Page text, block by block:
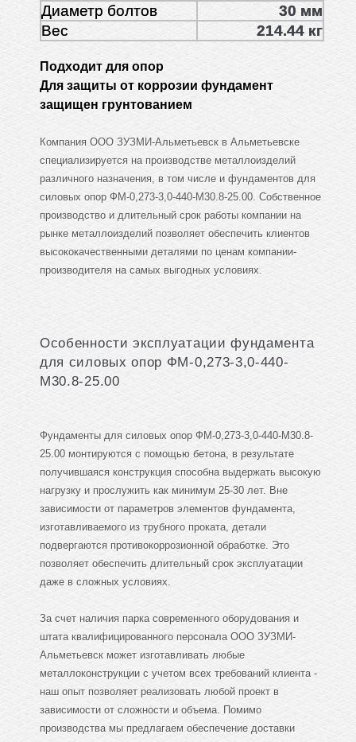
Диаметр болтов
30 мм
Вес
214.44 кг
Подходит для опор
Для защиты от коррозии фундамент
защищен грунтованием
Компания ООО ЗУЗМИ-Альметьевск в Альметьевске
специализируется на производстве металлоизделий
различного назначения, в том числе и фундаментов для
силовых опор ФМ-0,273-3,0-440-М30.8-25.00. Собственное
производство и длительный срок работы компании на
рынке металлоизделий позволяет обеспечить клиентов
высококачественными деталями по ценам компании-
производителя на самых выгодных условиях.
Особенности эксплуатации фундамента
для силовых опор ФМ-0,273-3,0-440-
М30.8-25.00
Фундаменты для силовых опор ФМ-0,273-3,0-440-М30.8-
25.00 монтируются с помощью бетона, в результате
получившаяся конструкция способна выдержать высокую
нагрузку и прослужить как минимум 25-30 лет. Вне
зависимости от параметров элементов фундамента,
изготавливаемого из трубного проката, детали
подвергаются противокоррозионной обработке. Это
позволяет обеспечить длительный срок эксплуатации
даже в сложных условиях.
За счет наличия парка современного оборудования и
штата квалифицированного персонала ООО ЗУЗМИ-
Альметьевск может изготавливать любые
металлоконструкции с учетом всех требований клиента -
наш опыт позволяет реализовать любой проект в
зависимости от сложности и объема. Помимо
производства мы предлагаем обеспечение доставки